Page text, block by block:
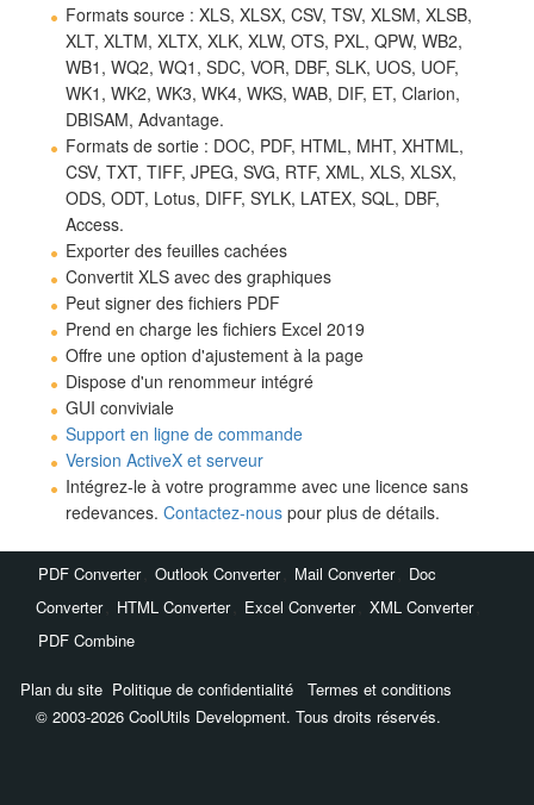
Formats source : XLS, XLSX, CSV, TSV, XLSM, XLSB,
XLT, XLTM, XLTX, XLK, XLW, OTS, PXL, QPW, WB2,
WB1, WQ2, WQ1, SDC, VOR, DBF, SLK, UOS, UOF,
WK1, WK2, WK3, WK4, WKS, WAB, DIF, ET, Clarion,
DBISAM, Advantage.
Formats de sortie : DOC, PDF, HTML, MHT, XHTML,
CSV, TXT, TIFF, JPEG, SVG, RTF, XML, XLS, XLSX,
ODS, ODT, Lotus, DIFF, SYLK, LATEX, SQL, DBF,
Access.
Exporter des feuilles cachées
Convertit XLS avec des graphiques
Peut signer des fichiers PDF
Prend en charge les fichiers Excel 2019
Offre une option d'ajustement à la page
Dispose d'un renommeur intégré
GUI conviviale
Support en ligne de commande
Version ActiveX et serveur
Intégrez-le à votre programme avec une licence sans
redevances.Contactez-nous pour plus de détails.
PDF Converter Outlook Converter Mail Converter
Doc
Converter
HTML Converter Excel Converter XML Converter
PDF Combine
Plan du site Politique de confidentialité
Termes et conditions
© 2003-2026 CoolUtils Development. Tous droits réservés.